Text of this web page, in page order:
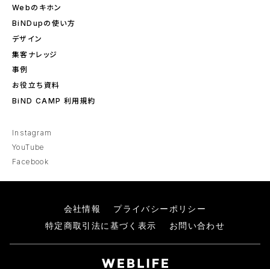
Webのキホン
BiNDupの使い方
デザイン
集客ナレッジ
事例
お役立ち資料
BiND CAMP 利用規約
Instagram
YouTube
Facebook
会社情報
プライバシーポリシー
特定商取引法に基づく表示
お問い合わせ